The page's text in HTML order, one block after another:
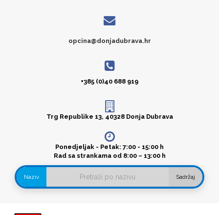
opcina@donjadubrava.hr
+385 (0)40 688 919
Trg Republike 13, 40328 Donja Dubrava
Ponedjeljak - Petak: 7:00 - 15:00 h
Rad sa strankama od 8:00 – 13:00 h
Naziv Sadržaj